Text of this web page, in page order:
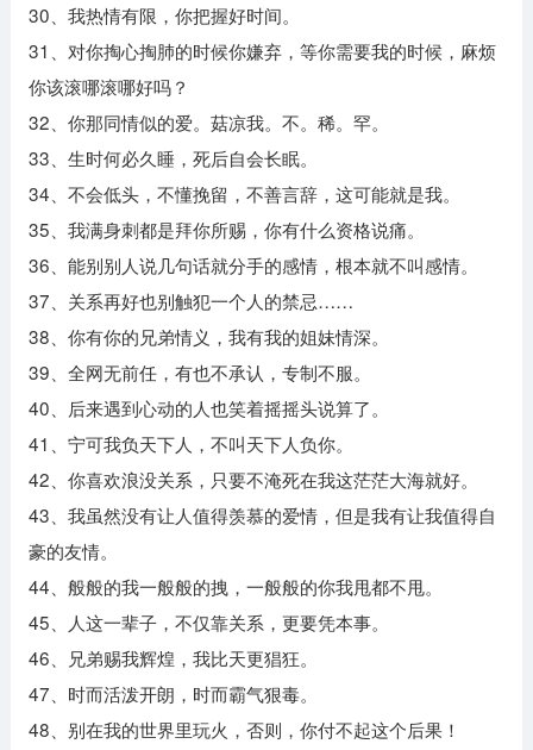
30、我热情有限，你把握好时间。
31、对你掏心掏肺的时候你嫌弃，等你需要我的时候，麻烦
你该滚哪滚哪好吗？
32、你那同情似的爱。菇凉我。不。稀。罕。
33、生时何必久睡，死后自会长眠。
34、不会低头，不懂挽留，不善言辞，这可能就是我。
35、我满身刺都是拜你所赐，你有什么资格说痛。
36、能别别人说几句话就分手的感情，根本就不叫感情。
37、关系再好也别触犯一个人的禁忌……
38、你有你的兄弟情义，我有我的姐妹情深。
39、全网无前任，有也不承认，专制不服。
40、后来遇到心动的人也笑着摇摇头说算了。
41、宁可我负天下人，不叫天下人负你。
42、你喜欢浪没关系，只要不淹死在我这茫茫大海就好。
43、我虽然没有让人值得羡慕的爱情，但是我有让我值得自
豪的友情。
44、般般的我一般般的拽，一般般的你我甩都不甩。
45、人这一辈子，不仅靠关系，更要凭本事。
46、兄弟赐我辉煌，我比天更猖狂。
47、时而活泼开朗，时而霸气狠毒。
48、别在我的世界里玩火，否则，你付不起这个后果！